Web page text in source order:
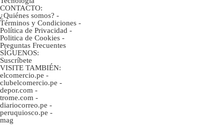
CONTACTO:
¿Quiénes somos? -
Términos y Condiciones -
Política de Privacidad -
Politica de Cookies -
Preguntas Frecuentes
SÍGUENOS:
Suscríbete
VISITE TAMBIÉN:
elcomercio.pe -
clubelcomercio.pe -
depor.com -
trome.com -
diariocorreo.pe -
peruquiosco.pe -
mag